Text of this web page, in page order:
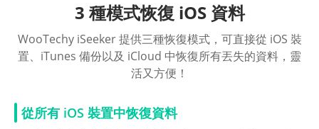
3 種模式恢復 iOS 資料
WooTechy iSeeker 提供三種恢復模式，可直接從 iOS 裝
置、iTunes 備份以及 iCloud 中恢復所有丟失的資料，靈
活又方便！
從所有 iOS 裝置中恢復資料